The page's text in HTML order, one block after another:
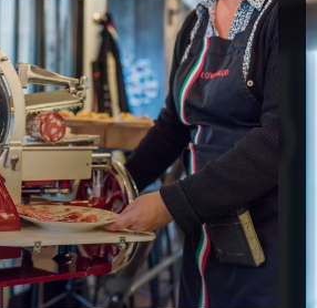
Il Caravaggio